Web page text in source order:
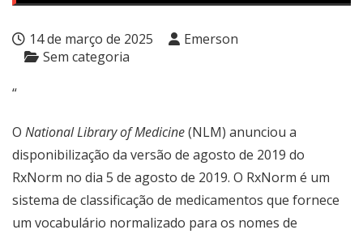
14 de março de 2025
Emerson
Sem categoria
“
O National Library of Medicine(NLM) anunciou a
disponibilização da versão de agosto de 2019 do
RxNorm no dia 5 de agosto de 2019. O RxNorm é um
sistema de classificação de medicamentos que fornece
um vocabulário normalizado para os nomes de